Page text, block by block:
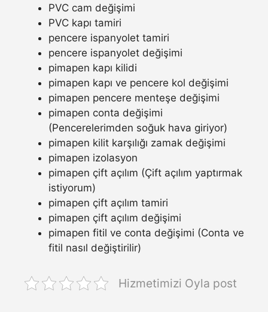
PVC cam değişimi
PVC kapı tamiri
pencere ispanyolet tamiri
pencere ispanyolet değişimi
pimapen kapı kilidi
pimapen kapı ve pencere kol değişimi
pimapen pencere menteşe değişimi
pimapen conta değişimi
(Pencerelerimden soğuk hava giriyor)
pimapen kilit karşılığı zamak değişimi
pimapen izolasyon
pimapen çift açılım (Çift açılım yaptırmak
istiyorum)
pimapen çift açılım tamiri
pimapen çift açılım değişimi
pimapen fitil ve conta değişimi (Conta ve
fitil nasıl değiştirilir)
Hizmetimizi Oyla post